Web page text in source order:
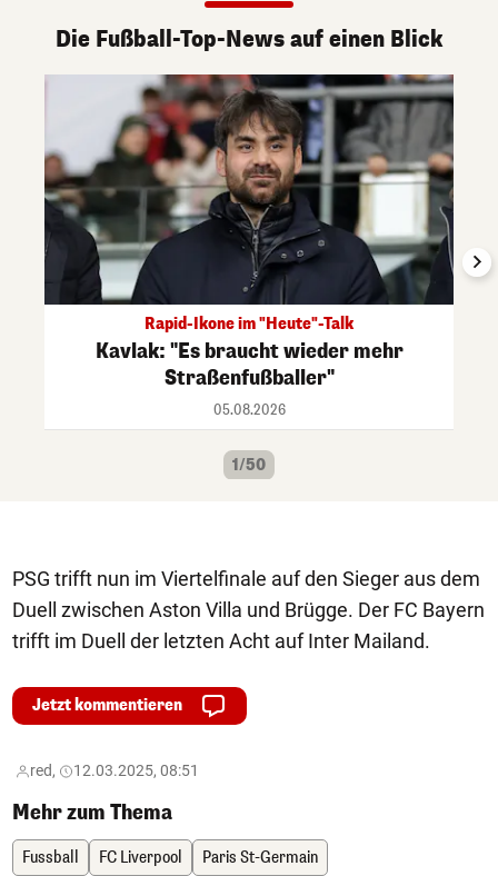
Die Fußball-Top-News auf einen Blick
Rapid-Ikone im "Heute"-Talk
Kavlak: "Es braucht wieder mehr
Straßenfußballer"
05.08.2026
1/50
PSG trifft nun im Viertelfinale auf den Sieger aus dem
Duell zwischen Aston Villa und Brügge. Der FC Bayern
trifft im Duell der letzten Acht auf Inter Mailand.
Jetzt kommentieren
red, 12.03.2025, 08:51
Mehr zum Thema
Fussball FC Liverpool Paris St-Germain